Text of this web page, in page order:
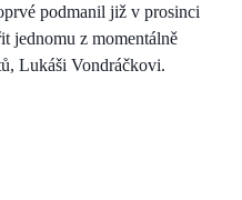
podmanil již v prosinci
jednomu z momentálně
Lukáši Vondráčkovi.